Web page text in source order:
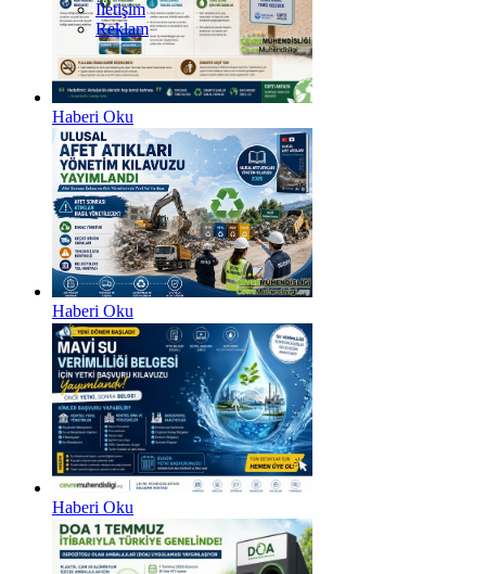
Haberi Oku
Haberi Oku
Haberi Oku
İletişim
Reklam